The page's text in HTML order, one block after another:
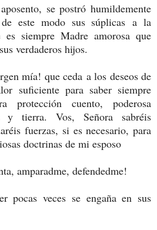
se postró humildemente
este modo sus súplicas a la
siempre Madre amorosa que
verdaderos hijos.
mía! que ceda a los deseos de
suficiente para saber siempre
protección cuento, poderosa
y tierra. Vos, Señora sabréis
fuerzas, si es necesario, para
doctrinas de mi esposo
amparadme, defendedme!
pocas veces se engaña en sus